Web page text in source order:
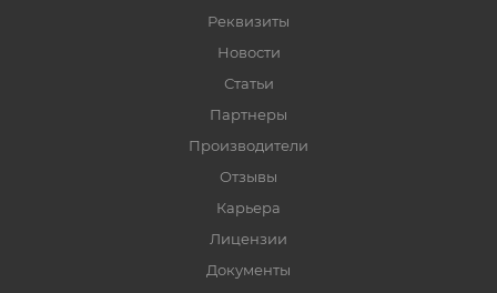
Реквизиты
Новости
Статьи
Партнеры
Производители
Отзывы
Карьера
Лицензии
Документы